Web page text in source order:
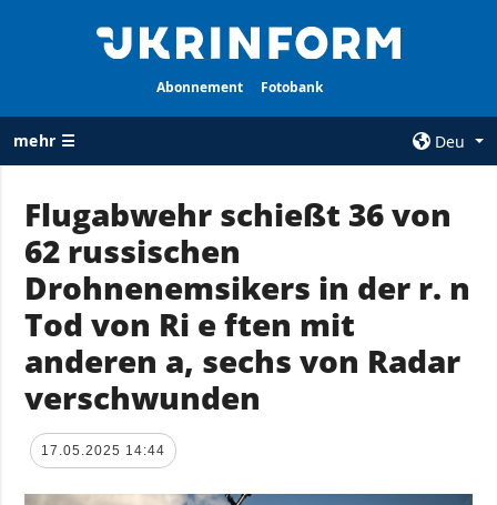
Abonnement Fotobank
mehr ☰
Deu
ALLE
RUBRIKEN
Krieg
Wiederaufbau
der Ukraine
Politik
Wirtschaft
Militär
Über uns
Kontakte
services
Flugabwehr schießt 36 von
62 russischen
Drohnenemsikers in der r. n
Tod von Ri e ften mit
anderen a, sechs von Radar
verschwunden
17.05.2025 14:44